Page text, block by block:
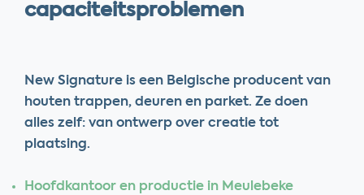
capaciteitsproblemen
New Signature is een Belgische producent van
houten trappen, deuren en parket. Ze doen
alles zelf: van ontwerp over creatie tot
plaatsing.
Hoofdkantoor en productie in Meulebeke